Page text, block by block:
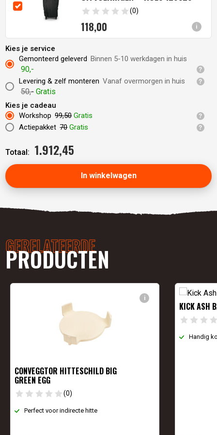
i
(0)
118,00
Kies je service
Gemonteerd geleverd Binnen 5-10 werkdagen in huis
90,-
Levering & zelf monteren Vanaf overmorgen in huis
50,- Gratis
Kies je cadeau
Workshop 99,50Gratis
Actiepakket 70Gratis
Totaal: 1.912,45
In winkelwagen
GERELATEERDE
PRODUCTEN
i
CONVEGGTOR HITTESCHILD BIG
GREEN EGG
(0)
Perfect voor indirecte hitte
KICK ASH
Handig